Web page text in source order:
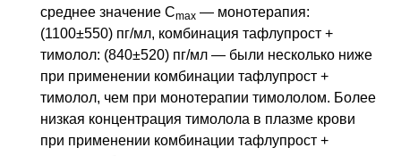
среднее значение Сmax — монотерапия:
(1100±550) пг/мл, комбинация тафлупрост +
тимолол: (840±520) пг/мл — были несколько ниже
при применении комбинации тафлупрост +
тимолол, чем при монотерапии тимололом. Более
низкая концентрация тимолола в плазме крови
при применении комбинации тафлупрост +